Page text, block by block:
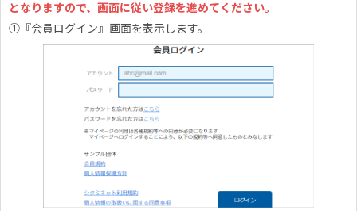
となりますので、画面に従い登録を進めてください。
①『会員ログイン』画面を表示します。